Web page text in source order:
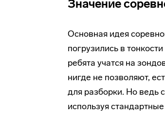
Значение
Основная идея
погрузились в
ребята учатся на
нигде не позволяют,
для разборки. Но ведь
используя